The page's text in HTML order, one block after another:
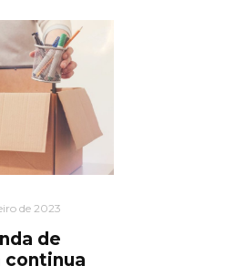
de 2023
de
continua